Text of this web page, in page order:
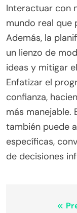
Interactuar con
mundo real que
Además, la
un lienzo de
ideas y mitigar
Enfatizar el
confianza,
más manejable.
también puede
específicas,
de decisiones